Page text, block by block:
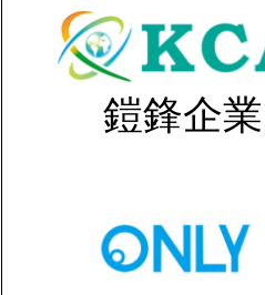
鎧鋒企業